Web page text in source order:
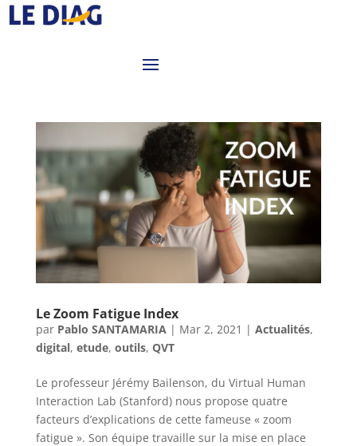
Le Zoom Fatigue Index
par Pablo SANTAMARIA | Mar 2, 2021 | Actualités,
digital, etude, outils, QVT
Le professeur Jérémy Bailenson, du Virtual Human
Interaction Lab (Stanford) nous propose quatre
facteurs d’explications de cette fameuse « zoom
fatigue ». Son équipe travaille sur la mise en place